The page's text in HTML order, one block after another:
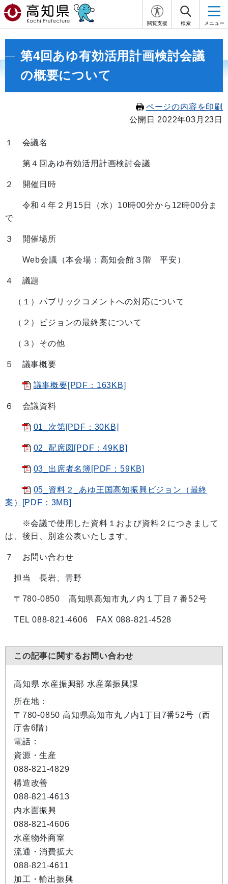
閲覧支援 検索 メニュー
第4回あゆ有効活用計画検討会議
の概要について
ページの内容を印刷
公開日 2022年03月23日
１ 会議名
第４回あゆ有効活用計画検討会議
２ 開催日時
令和４年２月15日（水）10時00分から12時00分ま
で
３ 開催場所
Web会議（本会場：高知会館３階 平安）
４ 議題
（１）パブリックコメントへの対応について
（２）ビジョンの最終案について
（３）その他
５ 議事概要
議事概要[PDF：163KB]
６ 会議資料
01_次第[PDF：30KB]
02_配席図[PDF：49KB]
03_出席者名簿[PDF：59KB]
05_資料２_あゆ王国高知振興ビジョン（最終
案）[PDF：3MB]
※会議で使用した資料１および資料２につきまして
は、後日、別途公表いたします。
７ お問い合わせ
担当 長岩、青野
〒780-0850 高知県高知市丸ノ内１丁目７番52号
TEL 088-821-4606 FAX 088-821-4528
この記事に関するお問い合わせ
高知県 水産振興部 水産業振興課
所在地：
〒780-0850 高知県高知市丸ノ内1丁目7番52号（西
庁舎6階）
電話：
資源・生産
088-821-4829
構造改善
088-821-4613
内水面振興
088-821-4606
水産物外商室
流通・消費拡大
088-821-4611
加工・輸出振興